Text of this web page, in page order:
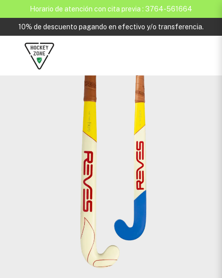
Horario de atención con cita previa : 3764-561664
10% de descuento pagando en efectivo y/o transferencia.